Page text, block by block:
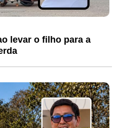
levar o filho para a